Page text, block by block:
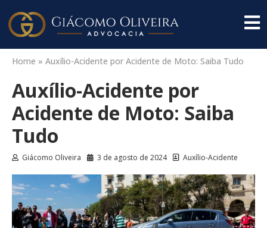
Home » Auxílio-Acidente por Acidente de Moto: Saiba Tudo
Auxílio-Acidente por
Acidente de Moto: Saiba
Tudo
Giácomo Oliveira 3 de agosto de 2024 Auxílio-Acidente